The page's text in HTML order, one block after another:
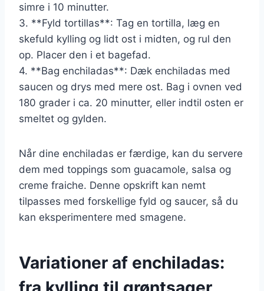
simre i 10 minutter.
3. **Fyld tortillas**: Tag en tortilla, læg en
skefuld kylling og lidt ost i midten, og rul den
op. Placer den i et bagefad.
4. **Bag enchiladas**: Dæk enchiladas med
saucen og drys med mere ost. Bag i ovnen ved
180 grader i ca. 20 minutter, eller indtil osten er
smeltet og gylden.
Når dine enchiladas er færdige, kan du servere
dem med toppings som guacamole, salsa og
creme fraiche. Denne opskrift kan nemt
tilpasses med forskellige fyld og saucer, så du
kan eksperimentere med smagene.
Variationer af enchiladas: